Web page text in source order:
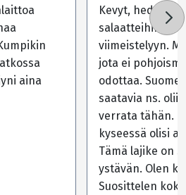
aina
Kevyt,
salaatteihin ja
viimeistelyyn.
jota ei
odottaa.
saatavia ns.
verrata tähän.
kyseessä olisi
Tämä lajike on
ystävän. Olen
Suosittelen